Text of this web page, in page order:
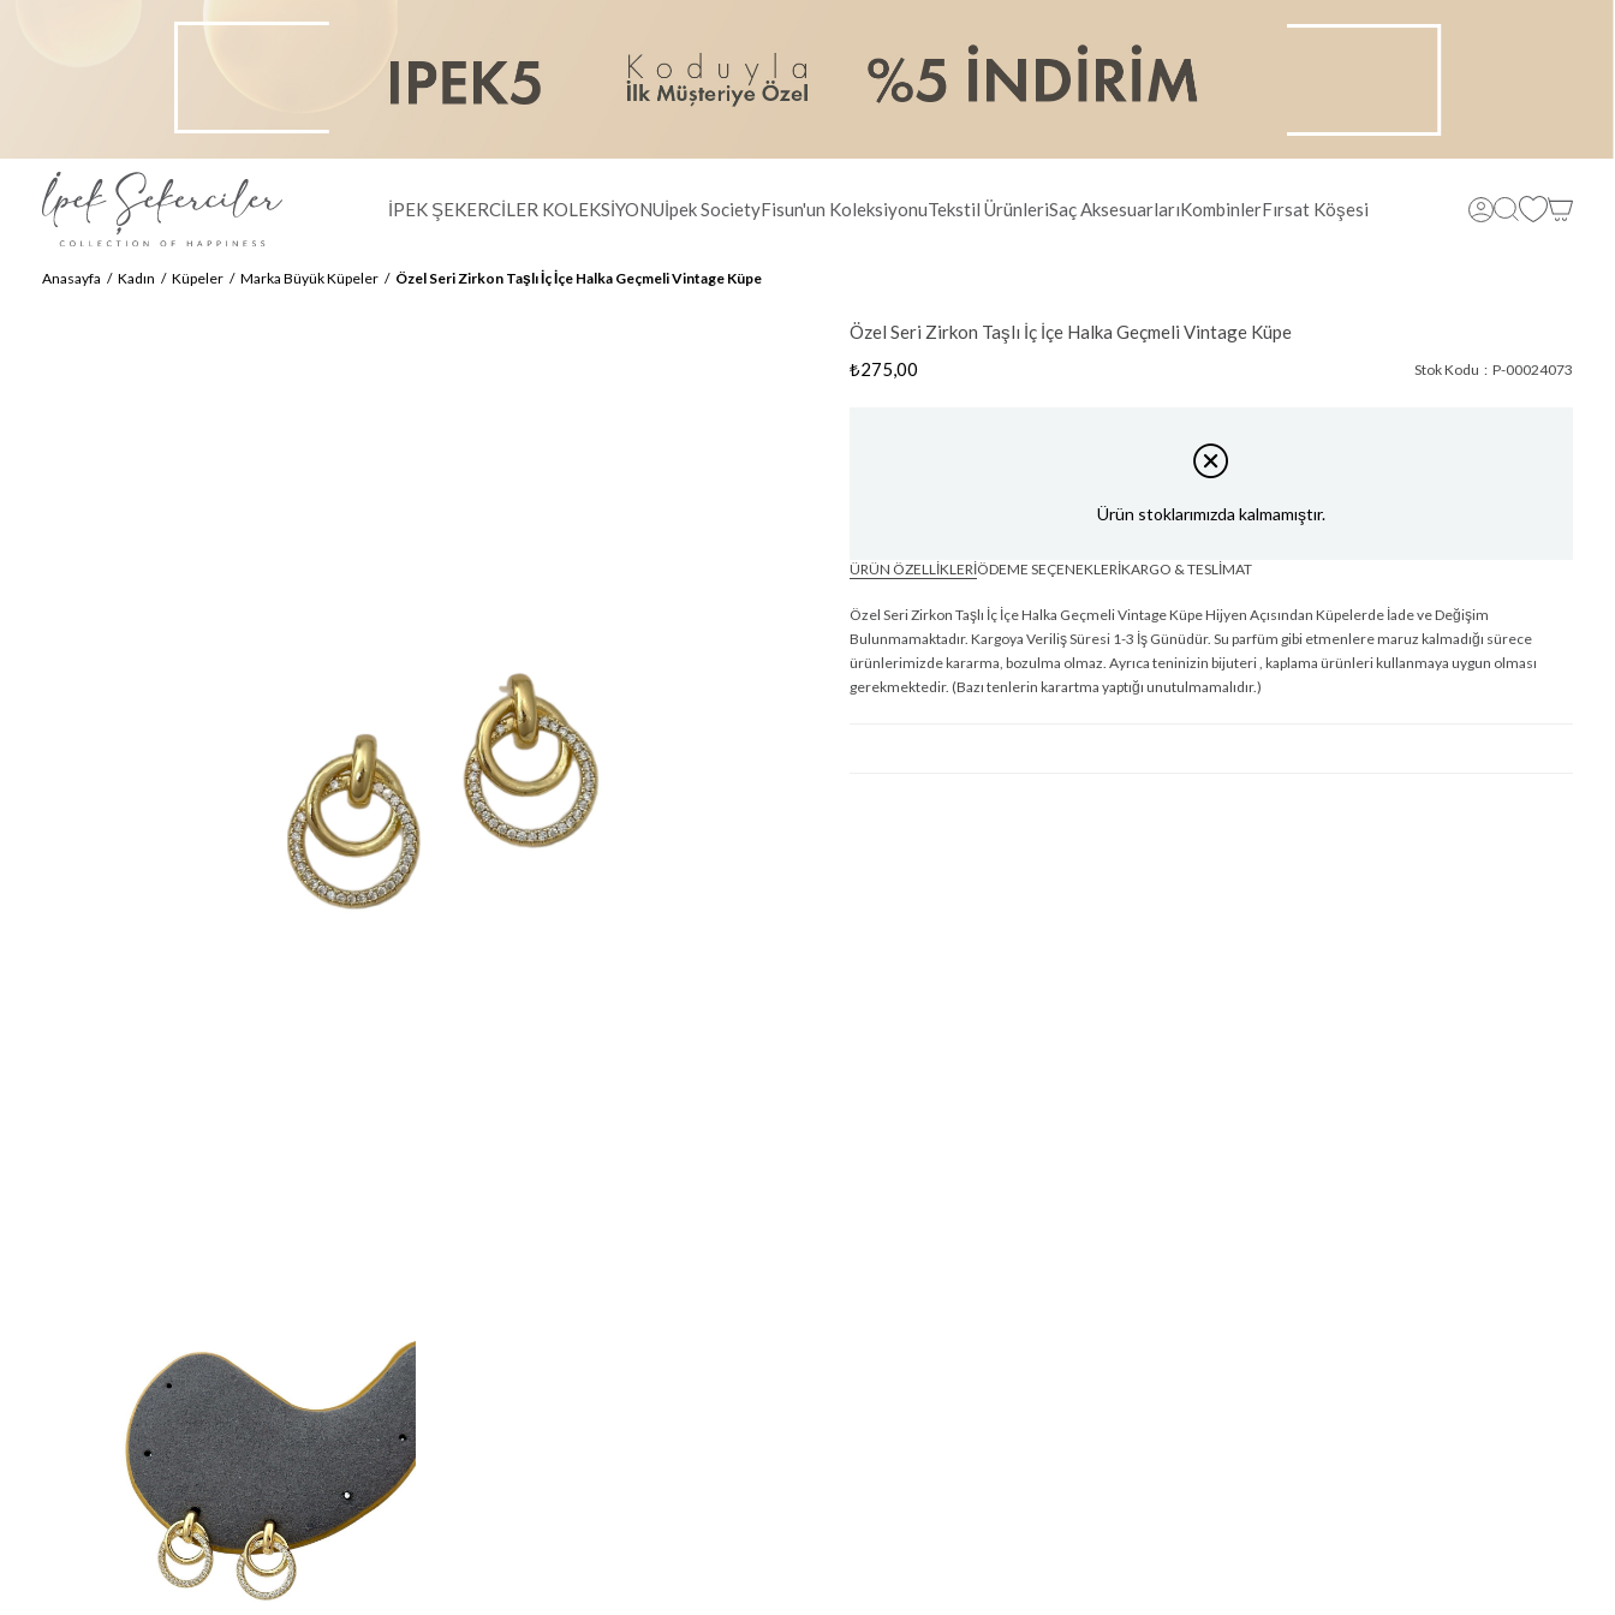
İPEK ŞEKERCİLER KOLEKSİYONUİpek SocietyFisun'un KoleksiyonuTekstil ÜrünleriSaç AksesuarlarıKombinlerFırsat Köşesi
Anasayfa Kadın Küpeler Marka Büyük Küpeler Özel Seri Zirkon Taşlı İç İçe Halka Geçmeli Vintage Küpe
Özel Seri Zirkon Taşlı İç İçe Halka Geçmeli Vintage Küpe
₺275,00
Stok Kodu P-00024073
Ürün stoklarımızda kalmamıştır.
ÜRÜN ÖZELLIKLERIÖDEME SEÇENEKLERIKARGO & TESLİMAT
Özel Seri Zirkon Taşlı İç İçe Halka Geçmeli Vintage Küpe Hijyen Açısından Küpelerde İade ve Değişim
Bulunmamaktadır. Kargoya Veriliş Süresi 1-3 İş Günüdür. Su parfüm gibi etmenlere maruz kalmadığı sürece
ürünlerimizde kararma, bozulma olmaz. Ayrıca teninizin bijuteri , kaplama ürünleri kullanmaya uygun olması
gerekmektedir. (Bazı tenlerin karartma yaptığı unutulmamalıdır.)